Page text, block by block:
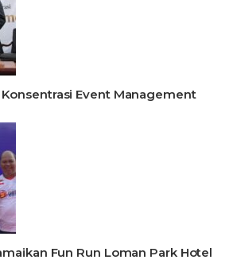
Konsentrasi Event Management
Fun Run Loman Park Hotel